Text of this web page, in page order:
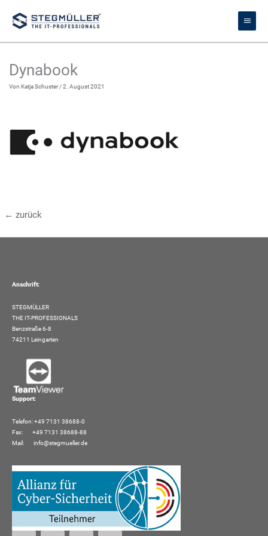
Inhalt
springen
Dynabook
VonKatja Schuster/2. August 2021
← zurück
Anschrift:
STEGMÜLLER
THE IT-PROFESSIONALS
Benzstraße 6-8
74211 Leingarten
Support:
Telefon: +49 7131 38688-0
Fax: +49 7131 38688-88
Mail:
info@stegmueller.de